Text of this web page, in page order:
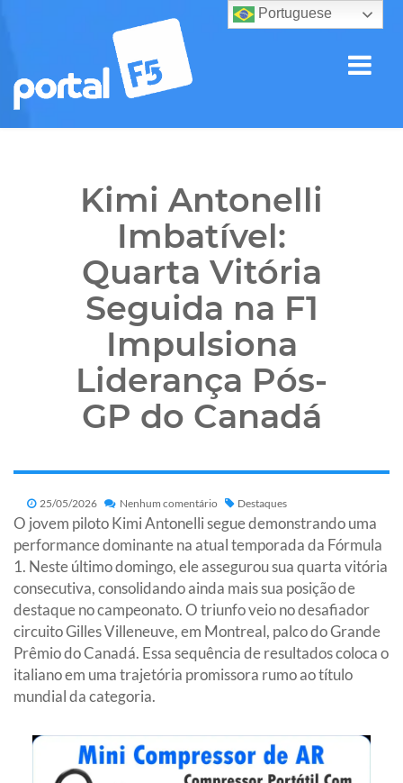
Kimi Antonelli
Imbatível:
Quarta Vitória
Seguida na F1
Impulsiona
Liderança Pós-
GP do Canadá
25/05/2026 Nenhum comentário Destaques
O jovem piloto Kimi Antonelli segue demonstrando uma
performance dominante na atual temporada da Fórmula
1. Neste último domingo, ele assegurou sua quarta vitória
consecutiva, consolidando ainda mais sua posição de
destaque no campeonato. O triunfo veio no desafiador
circuito Gilles Villeneuve, em Montreal, palco do Grande
Prêmio do Canadá. Essa sequência de resultados coloca o
italiano em uma trajetória promissora rumo ao título
mundial da categoria.
Portuguese